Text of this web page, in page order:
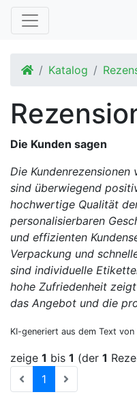
Startseite
Katalog
Die Kunden sagen
Die
sind überwiegend
hochwertige Qualität
personalisierbaren
und effizienten
Verpackung und
sind individuelle
hohe Zufriedenheit
das Angebot und die
KI-generiert aus dem Text von
zeige 1 bis 1 (der 1
1 (current)